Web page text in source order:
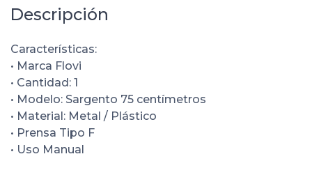
Descripción
Características:
• Marca Flovi
• Cantidad: 1
• Modelo: Sargento 75 centímetros
• Material: Metal / Plástico
• Prensa Tipo F
• Uso Manual